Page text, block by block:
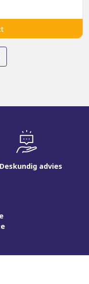
Deskundig advies